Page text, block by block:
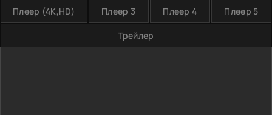
Плеер (4K,HD) Плеер 3 Плеер 4 Плеер 5
Трейлер